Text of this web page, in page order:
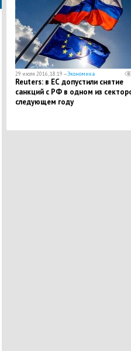
29 июля 2016, 18:19 —Экономика
Reuters: в ЕС допустили снятие
санкций с РФ в одном из
следующем году